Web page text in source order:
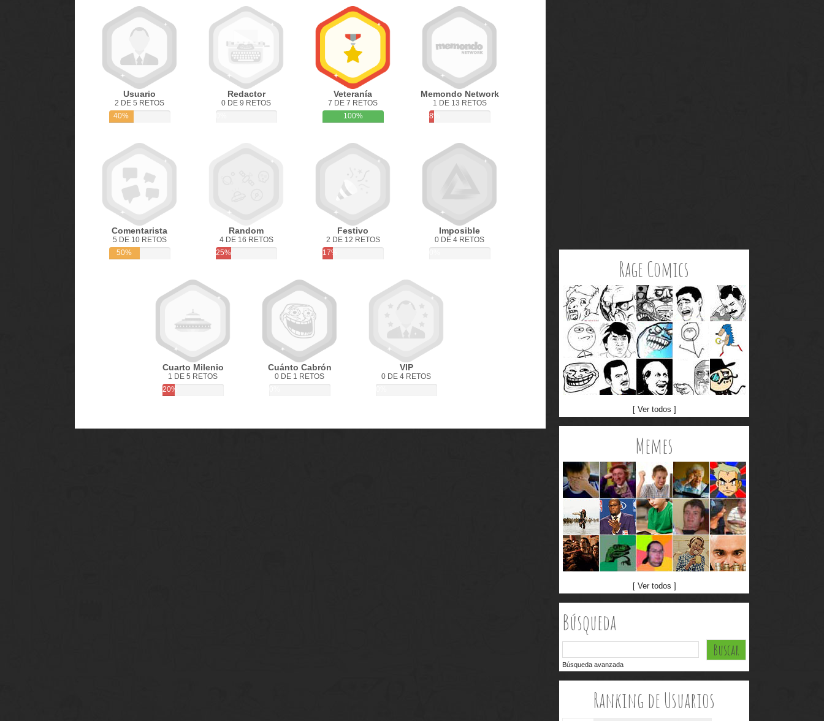
Usuario
2 DE 5 RETOS
40%
Redactor
0 DE 9 RETOS
Veteranía
7 DE 7 RETOS
100%
Memondo Network
1 DE 13 RETOS
8%
Comentarista
5 DE 10 RETOS
50%
Random
4 DE 16 RETOS
25%
Festivo
2 DE 12 RETOS
17%
Imposible
0 DE 4 RETOS
Cuarto Milenio
1 DE 5 RETOS
20%
Cuánto Cabrón
0 DE 1 RETOS
VIP
0 DE 4 RETOS
Rage Comics
[ Ver todos ]
Memes
[ Ver todos ]
Búsqueda
Búsqueda avanzada
Ranking de Usuarios